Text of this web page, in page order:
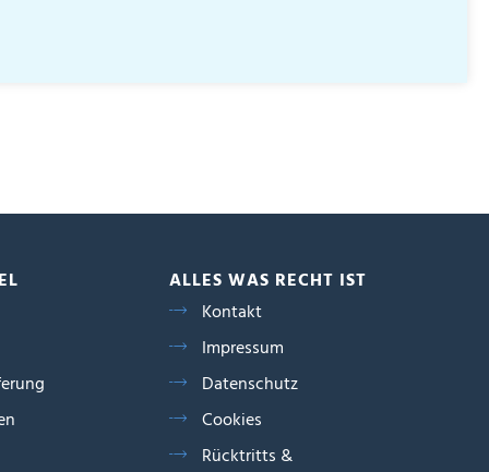
ALLES WAS RECHT IST
Kontakt
Impressum
Datenschutz
Cookies
Rücktritts &